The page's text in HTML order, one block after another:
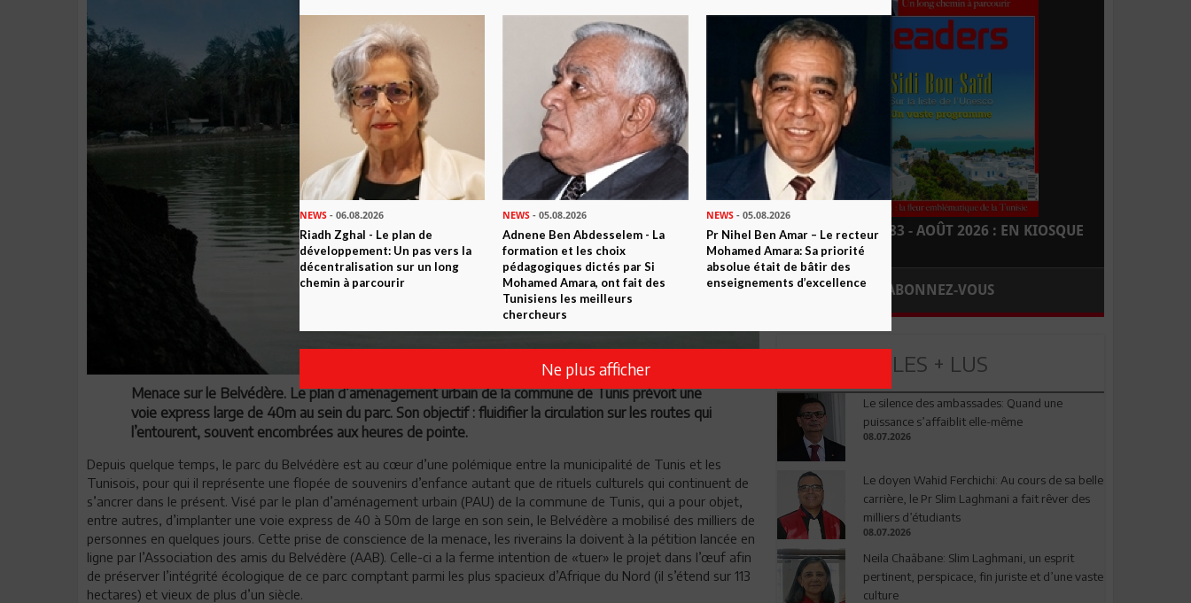
Menace sur le Belvédère. Le plan d’aménagement urbain de la commune de Tunis prévoit une
voie express large de 40m au sein du parc. Son objectif : fluidifier la circulation sur les routes qui
l’entourent, souvent encombrées aux heures de pointe.
Depuis quelque temps, le parc du Belvédère est au cœur d’une polémique entre la municipalité de Tunis et les
Tunisois, pour qui il représente une flopée de souvenirs d’enfance autant que de rituels culturels qui continuent de
s’ancrer dans le présent. Visé par le plan d’aménagement urbain (PAU) de la commune de Tunis, qui a pour objet,
entre autres, d’implanter une voie express de 40 à 50m de large en son sein, le Belvédère a mobilisé des milliers de
personnes en quelques jours. Cette prise de conscience de la menace, les riverains la doivent à la pétition lancée en
ligne par l’Association des amis du Belvédère (AAB). Celle-ci a la ferme intention de «tuer» le projet dans l’œuf afin
de préserver l’intégrité écologique de ce parc comptant parmi les plus spacieux d’Afrique du Nord (il s’étend sur 113
hectares) et vieux de plus d’un siècle.
LEADERS N° 183 - AOÛT 2026 : EN KIOSQUE
ABONNEZ-VOUS
LES + LUS
Le silence des ambassades: Quand une
puissance s’affaiblit elle-même
08.07.2026
Le doyen Wahid Ferchichi: Au cours de sa belle
carrière, le Pr Slim Laghmani a fait rêver des
milliers d’étudiants
08.07.2026
Neila Chaâbane: Slim Laghmani, un esprit
pertinent, perspicace, fin juriste et d’une vaste
culture
NEWS - 06.08.2026
Riadh Zghal - Le plan de
développement: Un pas vers la
décentralisation sur un long
chemin à parcourir
NEWS - 05.08.2026
Adnene Ben Abdesselem - La
formation et les choix
pédagogiques dictés par Si
Mohamed Amara, ont fait des
Tunisiens les meilleurs
chercheurs
NEWS- 05.08.2026
Pr Nihel Ben Amar – Le recteur
Mohamed Amara: Sa priorité
absolue était de bâtir des
enseignements d’excellence
Ne plus afficher